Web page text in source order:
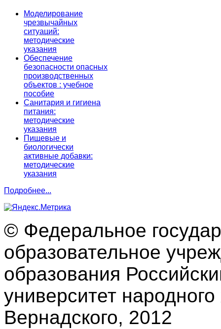
Моделирование
чрезвычайных
ситуаций:
методические
указания
Обеспечение
безопасности опасных
производственных
объектов : учебное
пособие
Санитария и гигиена
питания:
методические
указания
Пищевые и
биологически
активные добавки:
методические
указания
Подробнее...
© Федеральное
образовательное
образования
университет
Вернадского, 2012